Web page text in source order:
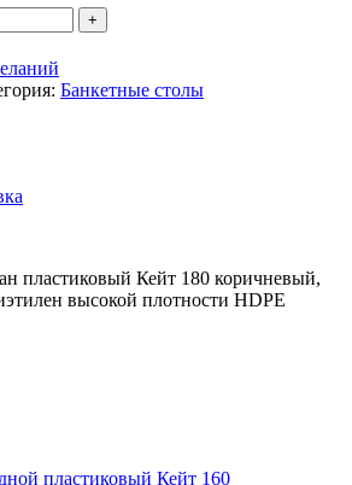
Банкетные столы
пластиковый Кейт 180 коричневый,
высокой плотности HDPE